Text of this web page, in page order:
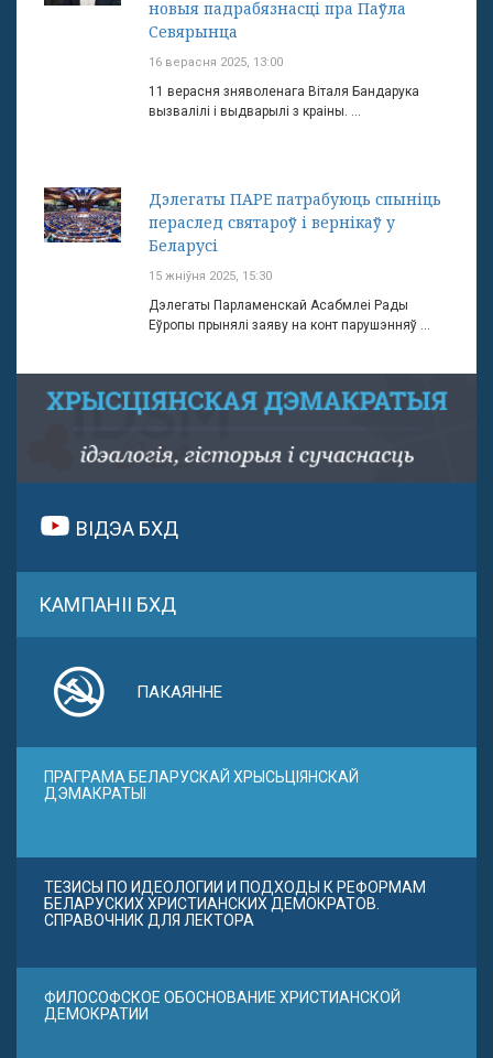
новыя падрабязнасці пра Паўла
Севярынца
16 верасня 2025, 13:00
11 верасня зняволенага Віталя Бандарука
вызвалілі і выдварылі з краіны. ...
Дэлегаты ПАРЕ патрабуюць спыніць
пераслед святароў і вернікаў у
Беларусі
15 жніўня 2025, 15:30
Дэлегаты Парламенскай Асабмлеі Рады
Еўропы прынялі заяву на конт парушэнняў ...
ВІДЭА БХД
КАМПАНІІ БХД
ПАКАЯННЕ
ПРАГРАМА БЕЛАРУСКАЙ ХРЫСЬЦІЯНСКАЙ
ДЭМАКРАТЫІ
ТЕЗИСЫ ПО ИДЕОЛОГИИ И ПОДХОДЫ К РЕФОРМАМ
БЕЛАРУСКИХ ХРИСТИАНСКИХ ДЕМОКРАТОВ.
СПРАВОЧНИК ДЛЯ ЛЕКТОРА
ФИЛОСОФСКОЕ ОБОСНОВАНИЕ ХРИСТИАНСКОЙ
ДЕМОКРАТИИ